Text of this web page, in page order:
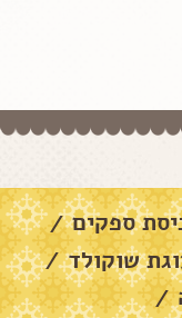
ספקים /
שוקולד /
/